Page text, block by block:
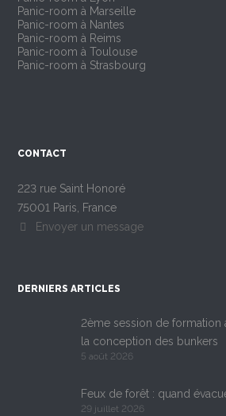
Panic-room à Marseille
Panic-room à Nantes
Panic-room à Reims
Panic-room à Toulouse
Panic-room à Strasbourg
CONTACT
223 rue Saint Honoré
75001 Paris, France
Envoyer un message
DERNIERS ARTICLES
2ème session de formation
la conception des bunkers
5 août 2026
Feux de forêt : quand
29 juillet 2026